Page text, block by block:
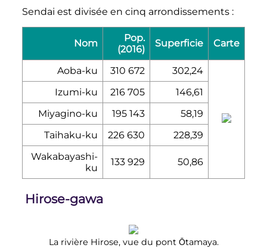
Sendai est divisée en cinq arrondissements :
Nom
Pop.
(2016)
Superficie Carte
Aoba-ku 310 672
302,24
Izumi-ku
216 705
146,61
Miyagino-ku
195 143
58,19
Taihaku-ku
226 630
228,39
Wakabayashi-
ku
133 929 50,86
Hirose-gawa
La rivière Hirose, vue du pont Ōtamaya.